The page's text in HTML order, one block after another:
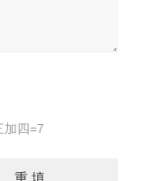
加四=7